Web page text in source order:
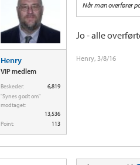
Henry
VIP medlem
Beskeder:
6,819
"Synes godt om"
modtaget:
13,536
Point:
113
Når man overfører
Jo - alle
Henry, 3/8/16